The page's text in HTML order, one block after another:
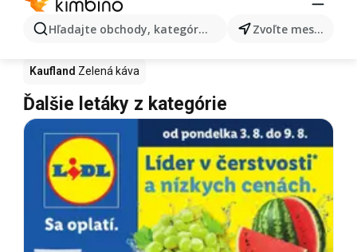
Hľadajte obchody, kategórie, produkty... Zvoľte mesto
Zelená káva v akcii - Kde kúpiť?
Tesco Zelená káva Lidl Zelená káva
Kaufland Zelená káva
Ďalšie letáky z kategórie